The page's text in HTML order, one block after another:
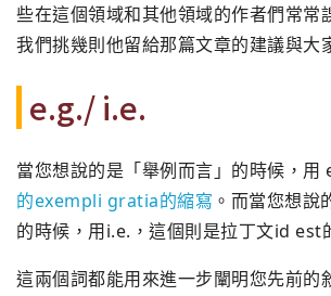
些在這個領域和其他領域的作者們常常
我們挑幾則他留給那篇文章的建議與大
e.g./ i.e.
當您想說的是「舉例而言」的時候，用
的exempli gratia的縮寫 。而當您想說
的時候，用i.e.，這個則是拉丁文id est
這兩個詞都能用來進一步闡明您先前的